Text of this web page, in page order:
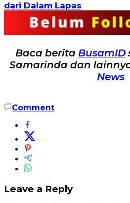
dari Dalam Lapas
Baca berita BusamID
Samarinda dan
News
Comment
Leave a Reply